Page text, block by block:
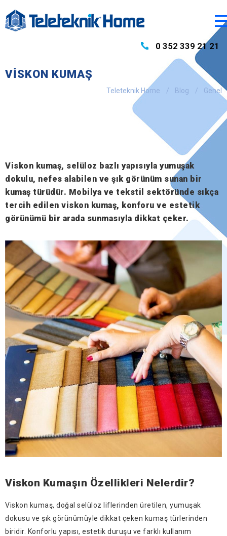
0 352 339 21 21
VISKON KUMAŞ
Teleteknik Home Blog Genel
Viskon kumaş, selüloz bazlı yapısıyla yumuşak
dokulu, nefes alabilen ve şık görünüm sunan bir
kumaş türüdür. Mobilya ve tekstil sektöründe sıkça
tercih edilen viskon kumaş, konforu ve estetik
görünümü bir arada sunmasıyla dikkat çeker.
Viskon Kumaşın Özellikleri Nelerdir?
Viskon kumaş, doğal selüloz liflerinden üretilen, yumuşak
dokusu ve şık görünümüyle dikkat çeken kumaş türlerinden
biridir. Konforlu yapısı, estetik duruşu ve farklı kullanım